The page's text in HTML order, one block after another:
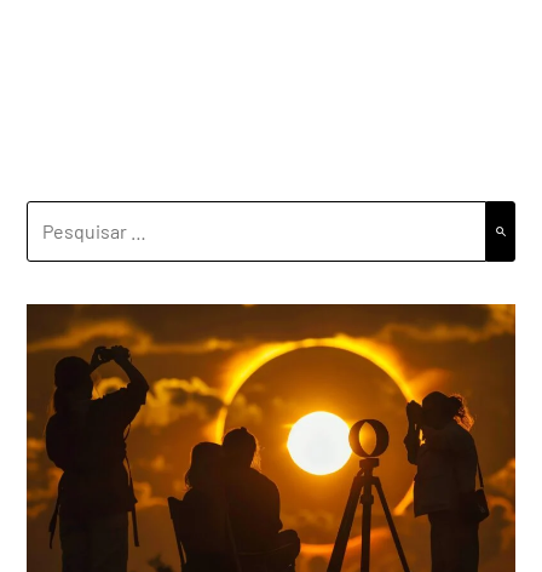
POR: